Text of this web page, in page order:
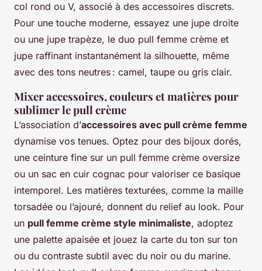
col rond ou V, associé à des accessoires discrets.
Pour une touche moderne, essayez une jupe droite
ou une jupe trapèze, le duo pull femme crème et
jupe raffinant instantanément la silhouette, même
avec des tons neutres : camel, taupe ou gris clair.
Mixer accessoires, couleurs et matières pour
sublimer le pull crème
L’association d’accessoires avec pull crème femme
dynamise vos tenues. Optez pour des bijoux dorés,
une ceinture fine sur un pull femme crème oversize
ou un sac en cuir cognac pour valoriser ce basique
intemporel. Les matières texturées, comme la maille
torsadée ou l’ajouré, donnent du relief au look. Pour
un pull femme crème style minimaliste, adoptez
une palette apaisée et jouez la carte du ton sur ton
ou du contraste subtil avec du noir ou du marine.